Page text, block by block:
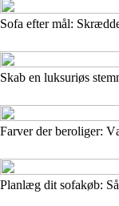
Sofa efter mål:
Skab en luksuriøs
Farver der beroliger:
Planlæg dit sofakøb: